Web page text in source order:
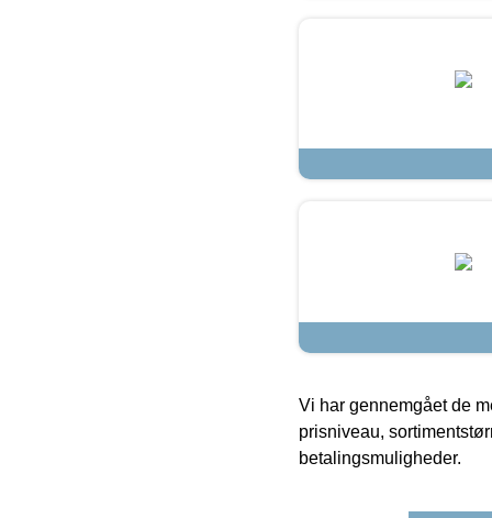
Vi har gennemgået de
prisniveau,
betalingsmuligheder.